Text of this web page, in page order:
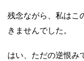
残念ながら、私はこ
きませんでした。
はい、ただの逆恨み